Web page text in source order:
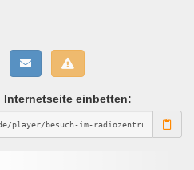
Internetseite einbetten: